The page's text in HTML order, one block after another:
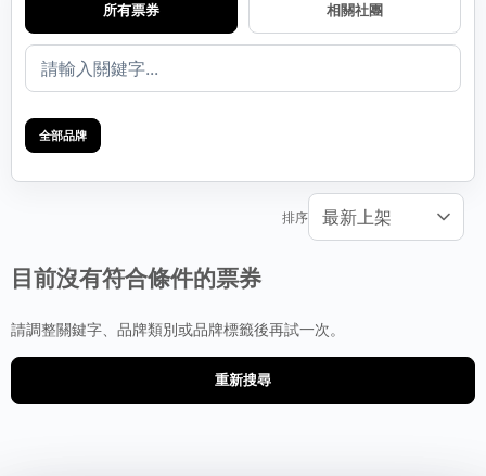
所有票券 相關社團
全部品牌
排序
目前沒有符合條件的票券
請調整關鍵字、品牌類別或品牌標籤後再試一次。
重新搜尋